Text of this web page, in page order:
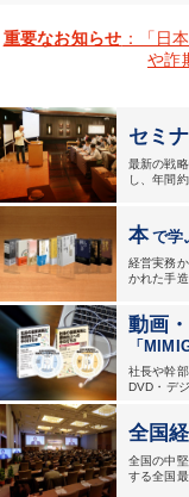
重要なお知らせ ：「日
や詐
セミ
最新の戦
し、年間
本 で学
経営実務
かれた手造
動画
「
社長や幹
DVD・デ
全国
全国の中
する全国